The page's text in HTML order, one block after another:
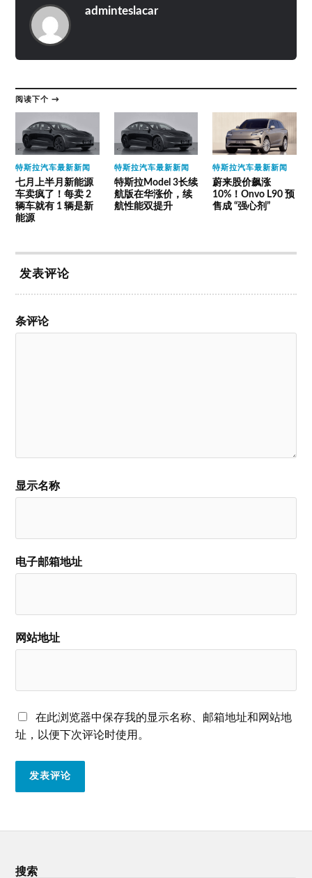
adminteslacar
阅读下个 →
特斯拉汽车最新新闻
七月上半月新能源
车卖疯了！每卖 2
辆车就有 1 辆是新
能源
特斯拉汽车最新新闻
特斯拉Model 3长续
航版在华涨价，续
航性能双提升
特斯拉汽车最新新闻
蔚来股价飙涨
10%！Onvo L90 预
售成 “强心剂”
发表评论
条评论
显示名称
电子邮箱地址
网站地址
在此浏览器中保存我的显示名称、邮箱地址和网站地
址，以便下次评论时使用。
搜索